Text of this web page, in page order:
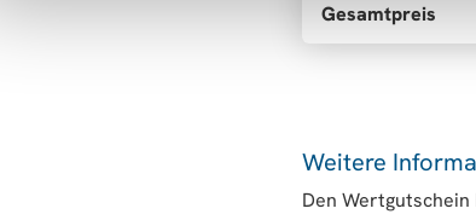
Gesamtpreis
Weitere
Den